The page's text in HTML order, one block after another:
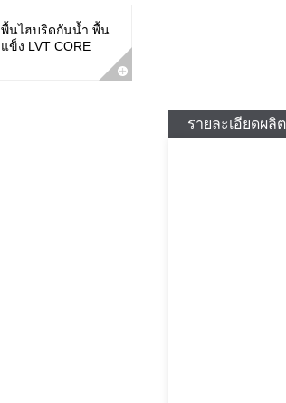
พื้นไฮบริดกันน้ำ พื้น
แข็ง LVT CORE
รายละเอียดผ